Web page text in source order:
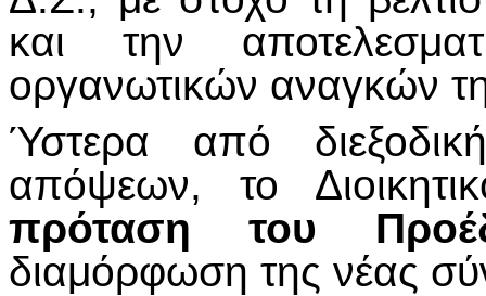
και την
οργανωτικών αναγκών
Ύστερα από
απόψεων, το
πρόταση του
διαμόρφωση της νέας